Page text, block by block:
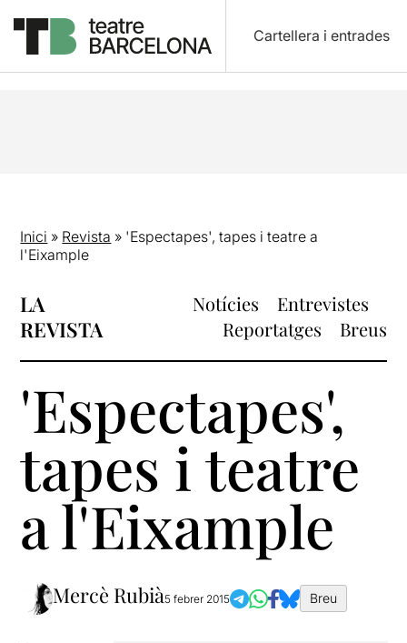
Cartellera i entrades
Inici » Revista » 'Espectapes', tapes i teatre a
l'Eixample
LA
REVISTA
Notícies
Entrevistes
Reportatges
Breus
'Espectapes',
tapes i teatre
a l'Eixample
Mercè Rubià5 febrer 2015 Breu